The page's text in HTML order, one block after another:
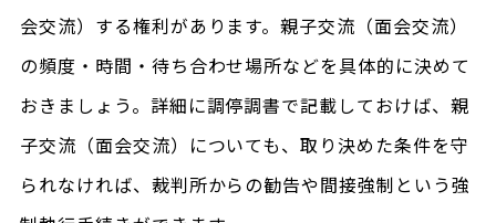
会交流）する権利があります。親子交流（面会交流）
の頻度・時間・待ち合わせ場所などを具体的に決めて
おきましょう。詳細に調停調書で記載しておけば、親
子交流（面会交流）についても、取り決めた条件を守
られなければ、裁判所からの勧告や間接強制という強